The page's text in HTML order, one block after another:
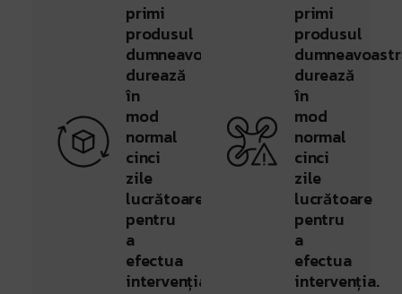
primi
produsul
dumneavoastră,
durează
în
mod
normal
cinci
zile
lucrătoare
pentru
a
efectua
intervenția.
primi
produsul
durează
în
mod
normal
cinci
zile
lucrătoare
pentru
a
efectua
intervenția.